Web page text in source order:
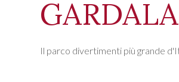
Il parco divertimenti più grande